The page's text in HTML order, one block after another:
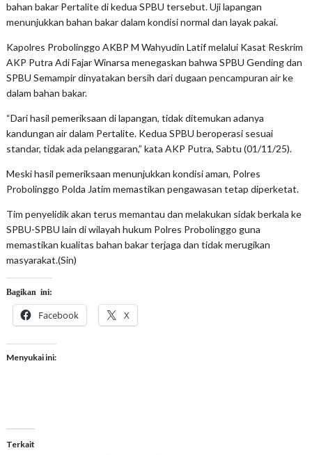
bahan bakar Pertalite di kedua SPBU tersebut. Uji lapangan
menunjukkan bahan bakar dalam kondisi normal dan layak pakai.
Kapolres Probolinggo AKBP M Wahyudin Latif melalui Kasat Reskrim
AKP Putra Adi Fajar Winarsa menegaskan bahwa SPBU Gending dan
SPBU Semampir dinyatakan bersih dari dugaan pencampuran air ke
dalam bahan bakar.
“Dari hasil pemeriksaan di lapangan, tidak ditemukan adanya
kandungan air dalam Pertalite. Kedua SPBU beroperasi sesuai
standar, tidak ada pelanggaran,” kata AKP Putra, Sabtu (01/11/25).
Meski hasil pemeriksaan menunjukkan kondisi aman, Polres
Probolinggo Polda Jatim memastikan pengawasan tetap diperketat.
Tim penyelidik akan terus memantau dan melakukan sidak berkala ke
SPBU-SPBU lain di wilayah hukum Polres Probolinggo guna
memastikan kualitas bahan bakar terjaga dan tidak merugikan
masyarakat.(Sin)
Bagikan ini:
Facebook X
Menyukai ini:
Terkait